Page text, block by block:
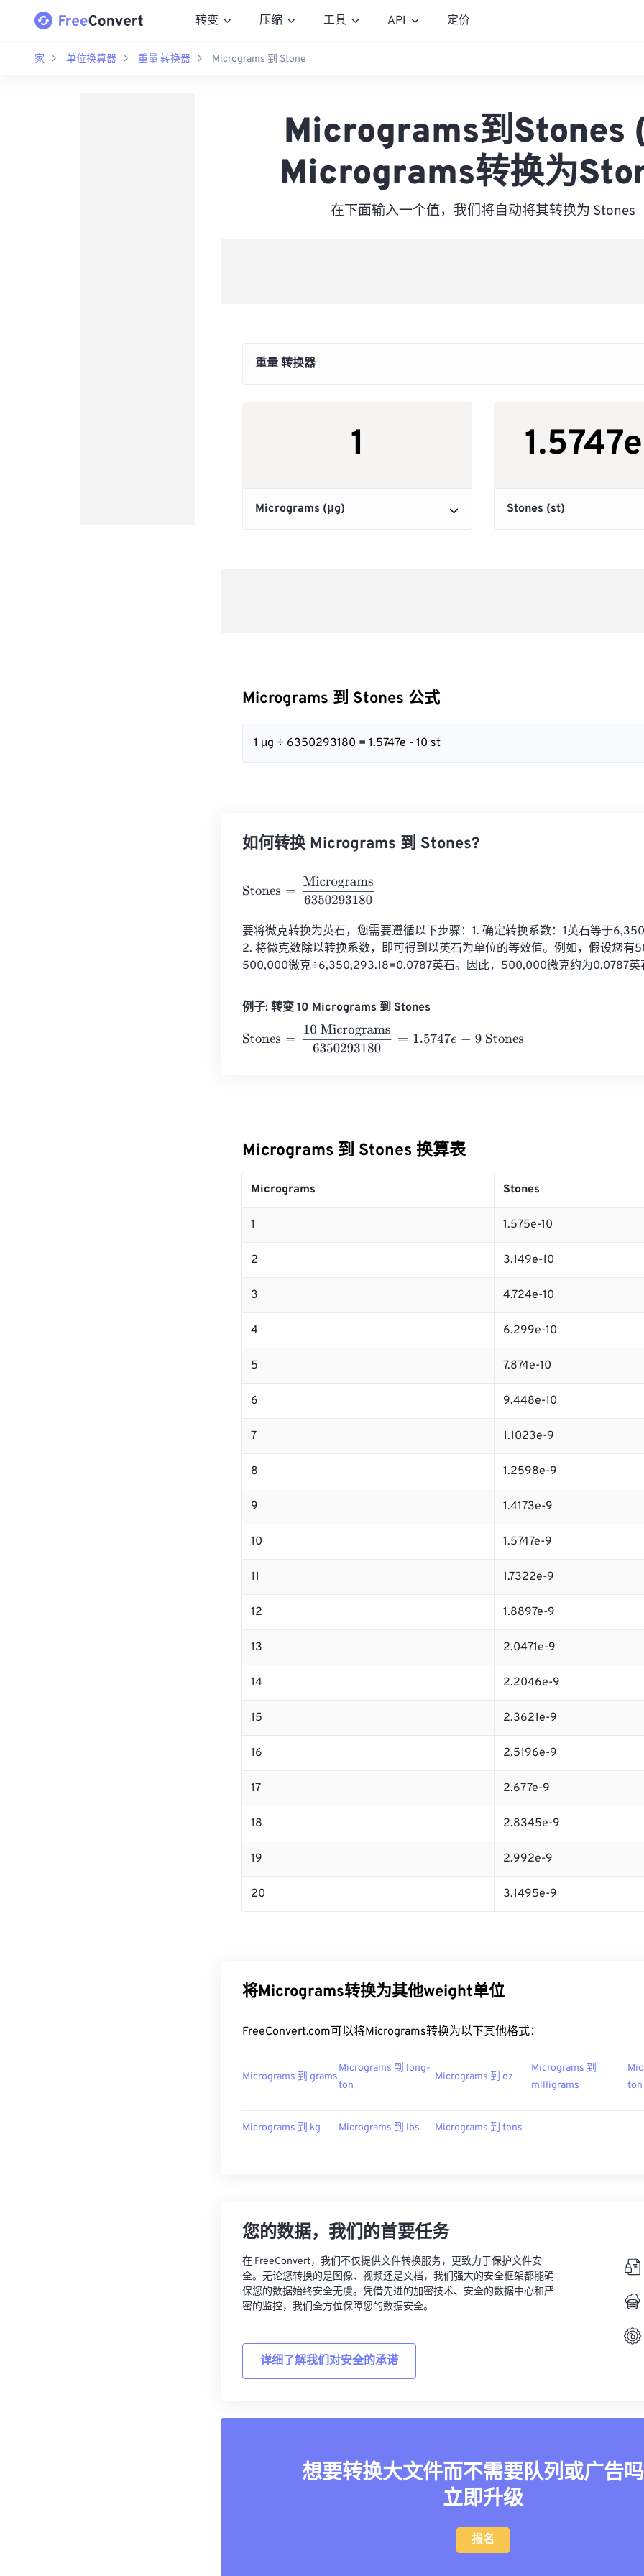
转变 压缩 工具 API 定价
家 单位换算器 重量 转换器 Micrograms 到 Stone
Micrograms到Stones
Micrograms转换为
在下面输入一个值，我们将自动将其转换为 Stones
Micrograms 到 Stones 公式
1 μg ÷ 6350293180 = 1.5747e - 10 st
如何转换 Micrograms 到 Stones?
Stones Micrograms6350293180
要将微克转换为英石，您需要遵循以下步骤：1. 确定转换系数：1英石等于
2. 将微克数除以转换系数，即可得到以英石为单位的等效值。例如，假设您有
500,000微克÷6,350,293.18=0.0787英石。因此，500,000微克约为0.0787英
例子: 转变 10 Micrograms 到 Stones
Stones
10 Micrograms6350293180= 1.5747 -9 Stones
Micrograms 到 Stones 换算表
Micrograms Stones
1 1.575e-10
2 3.149e-10
3 4.724e-10
4 6.299e-10
5 7.874e-10
6 9.448e-10
7 1.1023e-9
8 1.2598e-9
9 1.4173e-9
10 1.5747e-9
11 1.7322e-9
12 1.8897e-9
13 2.0471e-9
14 2.2046e-9
15 2.3621e-9
16 2.5196e-9
17 2.677e-9
18 2.8345e-9
19 2.992e-9
20 3.1495e-9
将Micrograms转换为其他weight单位
FreeConvert.com可以将Micrograms转换为以下其他格式：
Micrograms 到 grams
Micrograms 到 long-
ton
Micrograms 到 oz
Micrograms 到
milligrams
ton
Micrograms 到 kg Micrograms 到 lbs Micrograms 到 tons
您的数据，我们的首要任务
在 FreeConvert，我们不仅提供文件转换服务，更致力于保护文件安
全。无论您转换的是图像、视频还是文档，我们强大的安全框架都能确
保您的数据始终安全无虞。凭借先进的加密技术、安全的数据中心和严
密的监控，我们全方位保障您的数据安全。
详细了解我们对安全的承诺
想要转换大文件而不需要队列或广告
立即升级
报名